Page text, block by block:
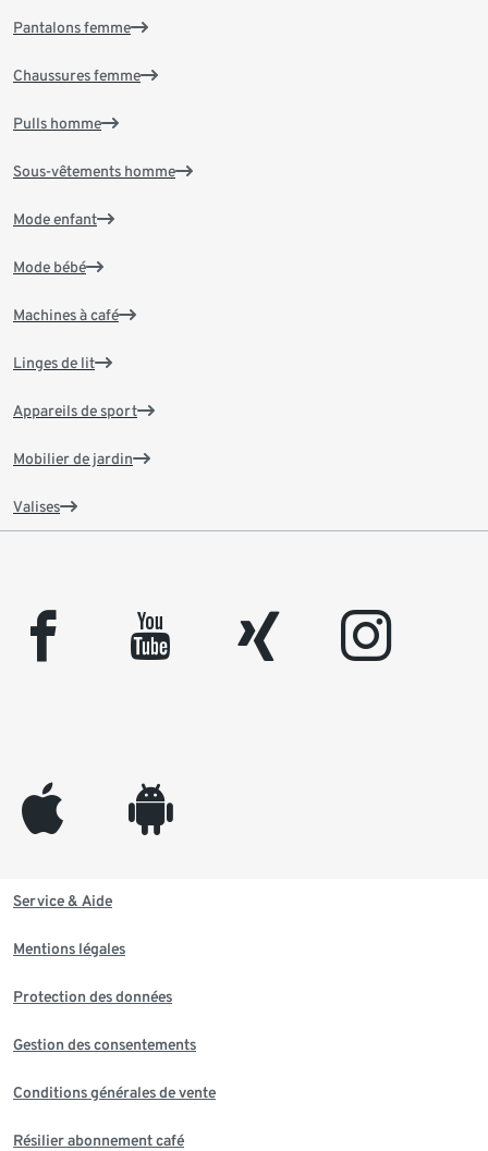
Pantalons femme
Chaussures femme
Pulls homme
Sous-vêtements homme
Mode enfant
Mode bébé
Machines à café
Linges de lit
Appareils de sport
Mobilier de jardin
Valises
facebook youtube xing instagram
appleinc android
Service & Aide
Mentions légales
Protection des données
Gestion des consentements
Conditions générales de vente
Résilier abonnement café